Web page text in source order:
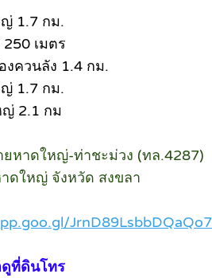
1.7 กม.
เมตร
งควนลัง 1.4 กม.
1.7 กม.
2.1 กม
หาดใหญ่-ท่าชะม่วง (ทล.4287)
ดใหญ่ จังหวัด สงขลา
ที่ดินโทร